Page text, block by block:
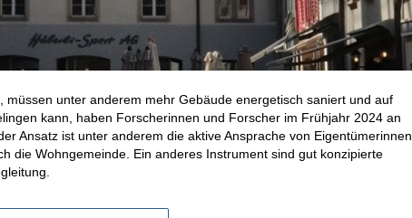
unter anderem mehr Gebäude energetisch saniert und auf
kann, haben Forscherinnen und Forscher im Frühjahr 2024 an
Ansatz ist unter anderem die aktive Ansprache von Eigentümerinnen
die Wohngemeinde. Ein anderes Instrument sind gut konzipierte